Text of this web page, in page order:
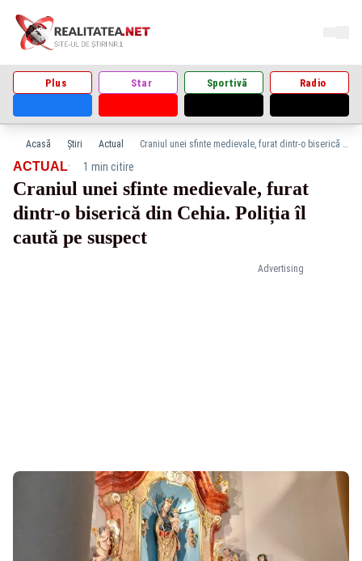
Plus Star Sportivă Radio
Acasă Știri Actual Craniul unei sfinte medievale, furat dintr-o biserică din Cehia. Poliția îl caută pe suspect
Advertising
ACTUAL· 1 min citire
Craniul unei sfinte medievale, furat
dintr-o biserică din Cehia. Poliția îl
caută pe suspect